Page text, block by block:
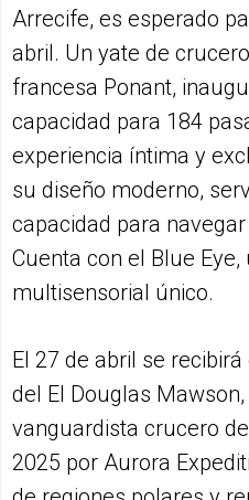
Arrecife, es esperado
abril. Un yate de
francesa Ponant,
capacidad para 184
experiencia íntima y
su diseño moderno,
capacidad para
Cuenta con el Blue
multisensorial único.
El 27 de abril se
del El Douglas
vanguardista crucero
2025 por Aurora